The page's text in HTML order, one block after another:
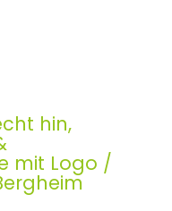
hin,
mit Logo /